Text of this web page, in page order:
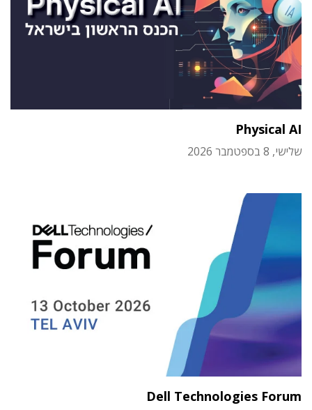
Physical AI
שלישי, 8 בספטמבר 2026
Dell Technologies Forum